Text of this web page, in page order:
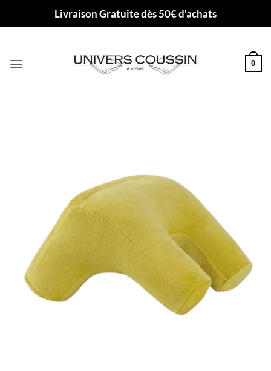
Livraison Gratuite dès 50€ d'achats
0